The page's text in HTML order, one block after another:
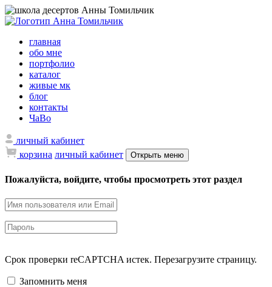
главная
обо мне
портфолио
каталог
живые мк
блог
контакты
ЧаВо
личный кабинет
корзина личный кабинет Открыть меню
Пожалуйста, войдите, чтобы просмотреть этот раздел
Срок проверки reCAPTCHA истек. Перезагрузите страницу.
Запомнить меня